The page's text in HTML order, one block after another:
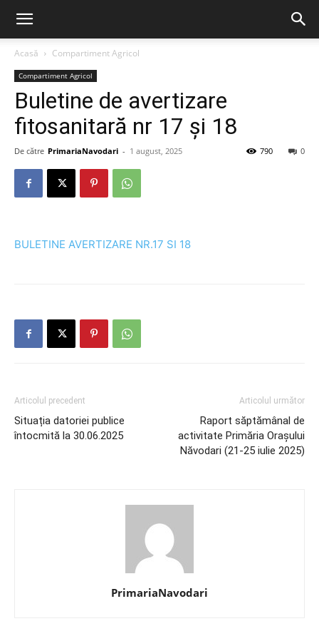
Acasă Compartiment Agricol
Compartiment Agricol
Buletine de avertizare
fitosanitară nr 17 și 18
De către PrimariaNavodari - 1 august, 2025 0
790
BULETINE AVERTIZARE NR.17 SI 18
Articolul precedent
Situația datoriei publice
întocmită la 30.06.2025
Articolul următor
Raport săptămânal de
activitate Primăria Orașului
Năvodari (21-25 iulie 2025)
PrimariaNavodari